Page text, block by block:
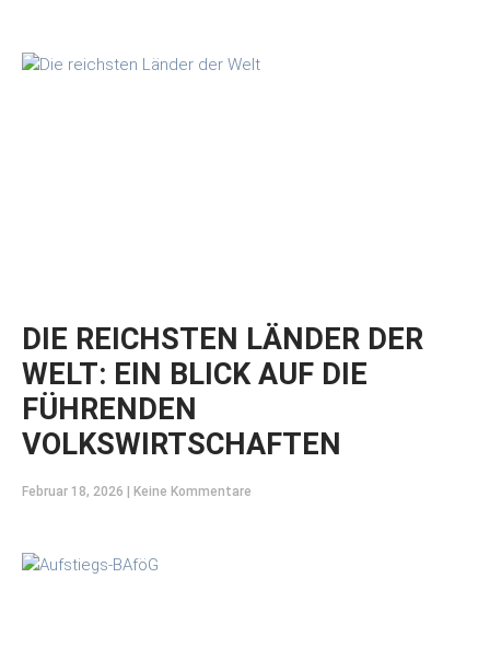
DIE REICHSTEN LÄNDER DER
WELT: EIN BLICK AUF DIE
FÜHRENDEN
VOLKSWIRTSCHAFTEN
Februar 18, 2026 Keine Kommentare